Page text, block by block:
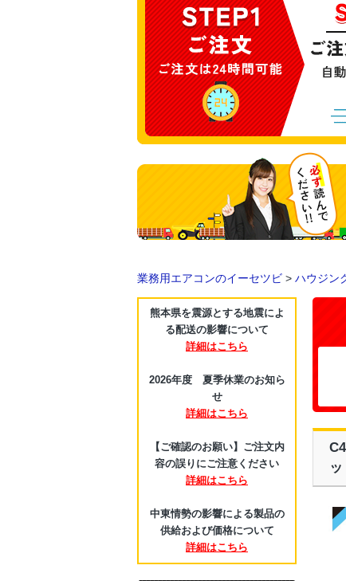
業務用エアコンのイーセツビ > ハウジン
熊本県を震源とする地震によ
る配送の影響について
詳細はこちら
2026年度 夏季休業のお知ら
せ
詳細はこちら
【ご確認のお願い】ご注文内
容の誤りにご注意ください
詳細はこちら
中東情勢の影響による製品の
供給および価格について
詳細はこちら